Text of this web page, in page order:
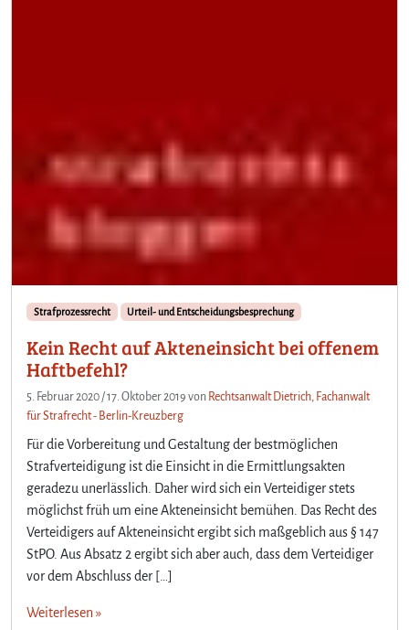
Strafprozessrecht Urteil- und Entscheidungsbesprechung
Kein Recht auf Akteneinsicht bei offenem
Haftbefehl?
5. Februar 2020 /17. Oktober 2019 von Rechtsanwalt Dietrich, Fachanwalt
für Strafrecht - Berlin-Kreuzberg
Für die Vorbereitung und Gestaltung der bestmöglichen
Strafverteidigung ist die Einsicht in die Ermittlungsakten
geradezu unerlässlich. Daher wird sich ein Verteidiger stets
möglichst früh um eine Akteneinsicht bemühen. Das Recht des
Verteidigers auf Akteneinsicht ergibt sich maßgeblich aus § 147
StPO. Aus Absatz 2 ergibt sich aber auch, dass dem Verteidiger
vor dem Abschluss der […]
Weiterlesen »